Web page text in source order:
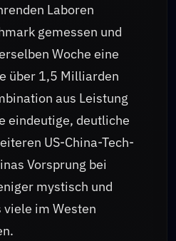
Laboren
gemessen und
Woche eine
über 1,5 Milliarden
aus Leistung
eindeutige, deutliche
US-China-Tech-
Vorsprung bei
mystisch und
im Westen